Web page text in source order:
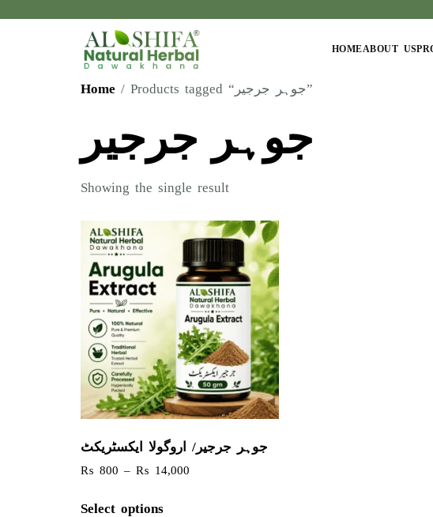
HOMEABOUT US
Home / Products tagged “جوہر جرجیر”
جوہر جرجیر
Showing the single result
جوہر جرجیر/ اروگولا ایکسٹریکٹ
₨ 800 – ₨ 14,000
Select options